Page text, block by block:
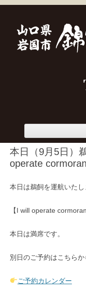
本日（9月5日）
operate
本日は鵜飼を運航いたし
【I will operate
本日は満席です。
別日のご予約はこちらか
ご予約カレンダー